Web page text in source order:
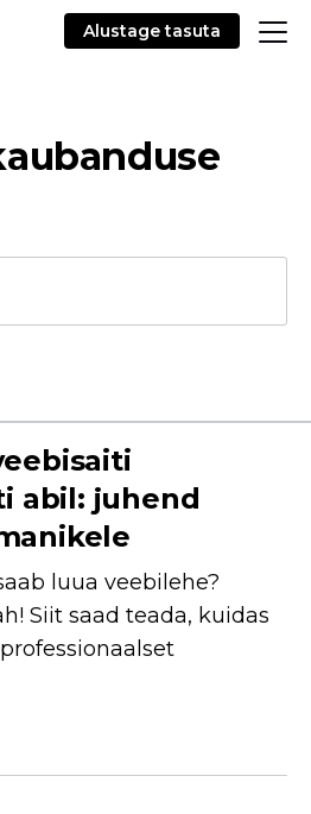
Alustage tasuta
abil: juhend
luua veebilehe?
Siit saad teada, kuidas